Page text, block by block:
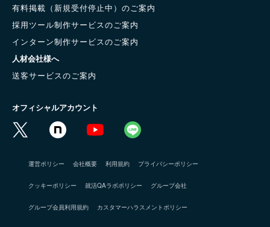
有料掲載（新規受付停止中）のご案内
採用ツール制作サービスのご案内
インターン制作サービスのご案内
人材会社様へ
送客サービスのご案内
オフィシャルアカウント
運営ポリシー 会社概要 利用規約 プライバシーポリシー
クッキーポリシー 就活QAラボポリシー グループ会社
グループ会員利用規約 カスタマーハラスメントポリシー